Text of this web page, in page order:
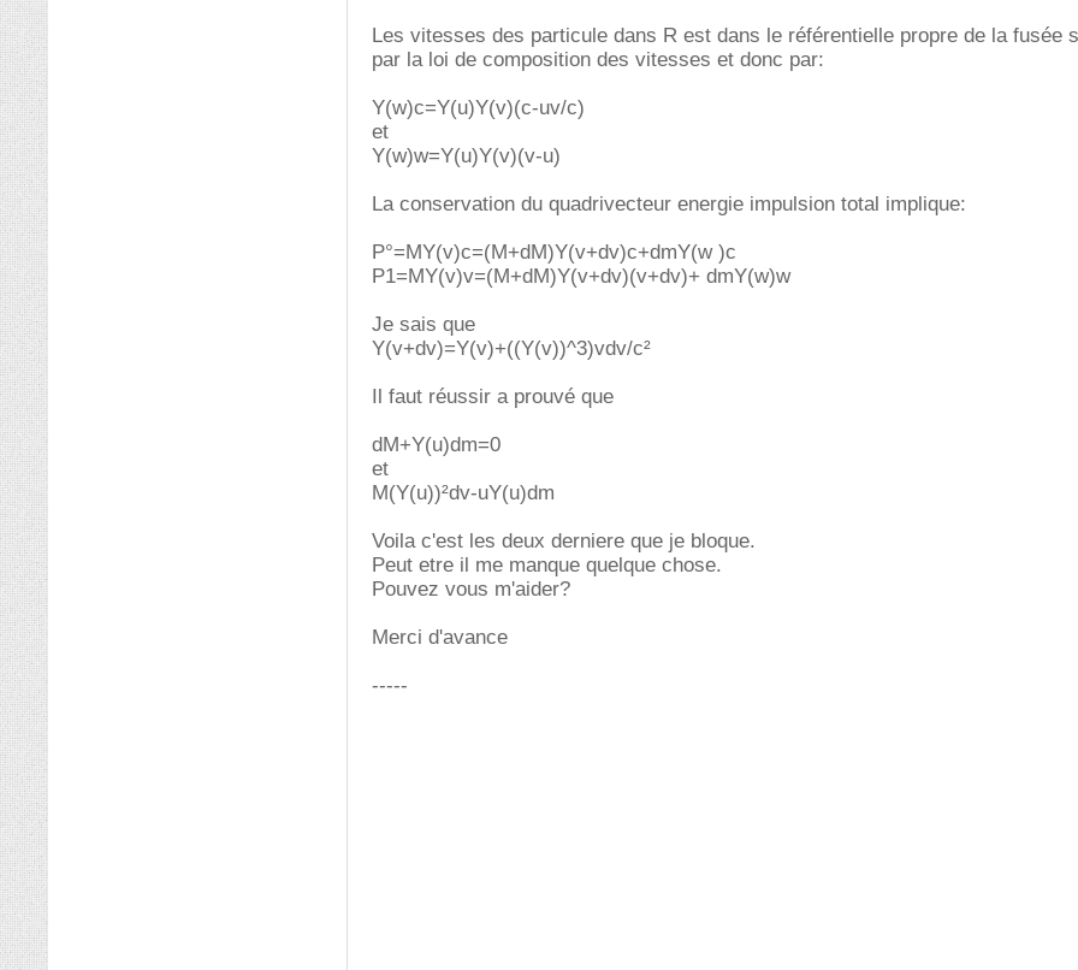
Les vitesses des particule dans R est dans le référentielle propre de la fusée
par la loi de composition des vitesses et donc par:
Y(w)c=Y(u)Y(v)(c-uv/c)
et
Y(w)w=Y(u)Y(v)(v-u)
La conservation du quadrivecteur energie impulsion total implique:
P°=MY(v)c=(M+dM)Y(v+dv)c+dmY(w )c
P1=MY(v)v=(M+dM)Y(v+dv)(v+dv)+ dmY(w)w
Je sais que
Y(v+dv)=Y(v)+((Y(v))^3)vdv/c²
Il faut réussir a prouvé que
dM+Y(u)dm=0
et
M(Y(u))²dv-uY(u)dm
Voila c'est les deux derniere que je bloque.
Peut etre il me manque quelque chose.
Pouvez vous m'aider?
Merci d'avance
-----